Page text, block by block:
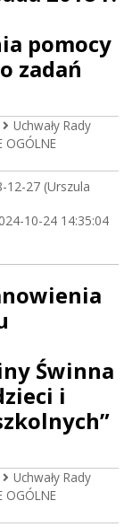
pomocy
zadań
Uchwały Rady
OGÓLNE
12-27 (Urszula
10-24 14:35:04
Świnna
i
Uchwały Rady
OGÓLNE